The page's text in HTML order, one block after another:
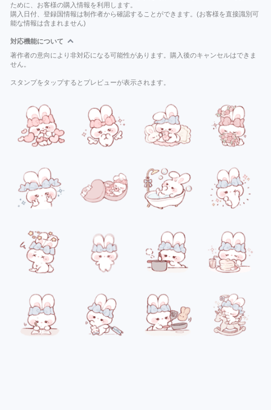
ために、お客様の購入情報を利用します。
購入日付、登録国情報は制作者から確認することができます。(お客様を直接識別可
能な情報は含まれません)
対応機能について
著作者の意向により非対応になる可能性があります。購入後のキャンセルはできま
せん。
スタンプをタップするとプレビューが表示されます。